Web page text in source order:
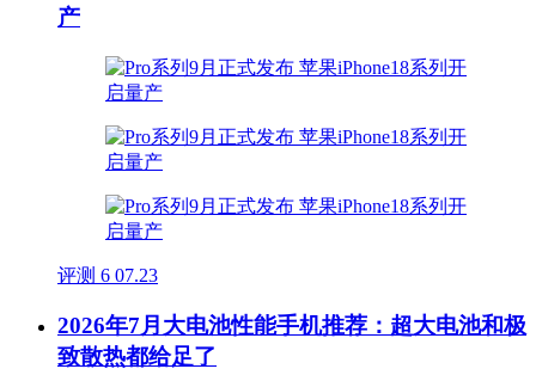
产
评测 6 07.23
2026年7月大电池性能手机推荐：超大电池和极
致散热都给足了